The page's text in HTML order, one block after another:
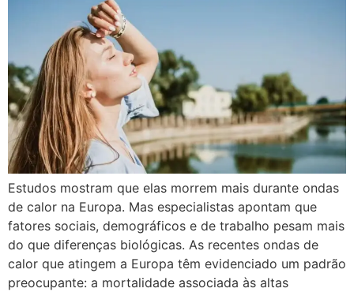
Estudos mostram que elas morrem mais durante ondas
de calor na Europa. Mas especialistas apontam que
fatores sociais, demográficos e de trabalho pesam mais
do que diferenças biológicas. As recentes ondas de
calor que atingem a Europa têm evidenciado um padrão
preocupante: a mortalidade associada às altas